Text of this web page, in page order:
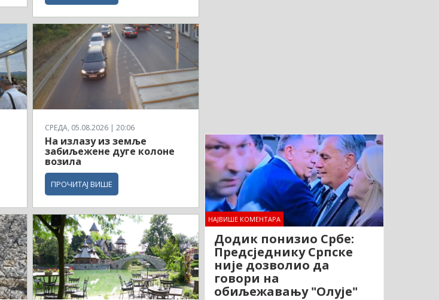
СРЕДА, 05.08.2026 | 20:06
На излазу из земље
забиљежене дуге колоне
возила
ПРОЧИТАЈ ВИШЕ
НАЈВИШЕ КОМЕНТАРА
Додик понизио Србе:
Предсједнику Српске
није дозволио да
говори на
обиљежавању "Олује"